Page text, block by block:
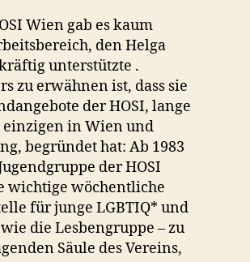
Wien gab es kaum
den Helga
unterstützte .
zu erwähnen ist, dass sie
der HOSI, lange
einzigen in Wien und
begründet hat: Ab 1983
der HOSI
wichtige wöchentliche
für junge LGBTIQ* und
die Lesbengruppe – zu
Säule des Vereins,